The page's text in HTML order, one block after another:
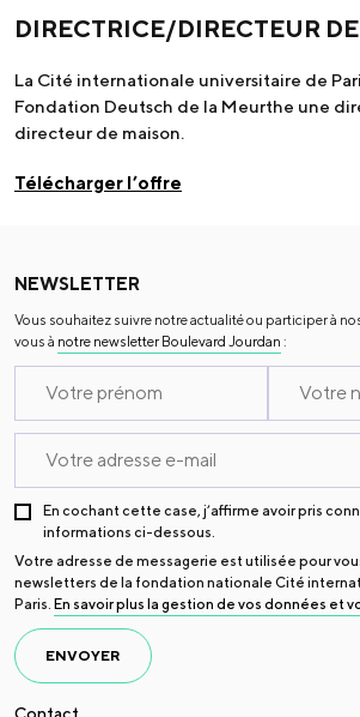
DIRECTRICE/DIRECTEUR
La Cité internationale universitaire de
Fondation Deutsch de la Meurthe une
directeur de maison.
Télécharger l’offre
NEWSLETTER
Vous souhaitez suivre notre actualité ou participer à
vous à notre newsletter Boulevard Jourdan :
En cochant cette case, j’affirme avoir pris
informations ci-dessous.
Votre adresse de messagerie est utilisée pour
newsletters de la fondation nationale Cité
Paris. En savoir plus la gestion de vos données et
ENVOYER